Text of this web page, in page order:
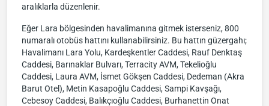
aralıklarla düzenlenir.
Eğer Lara bölgesinden havalimanına gitmek isterseniz, 800
numaralı otobüs hattını kullanabilirsiniz. Bu hattın güzergahı;
Havalimanı Lara Yolu, Kardeşkentler Caddesi, Rauf Denktaş
Caddesi, Barınaklar Bulvarı, Terracity AVM, Tekelioğlu
Caddesi, Laura AVM, İsmet Gökşen Caddesi, Dedeman (Akra
Barut Otel), Metin Kasapoğlu Caddesi, Sampi Kavşağı,
Cebesoy Caddesi, Balıkçıoğlu Caddesi, Burhanettin Onat